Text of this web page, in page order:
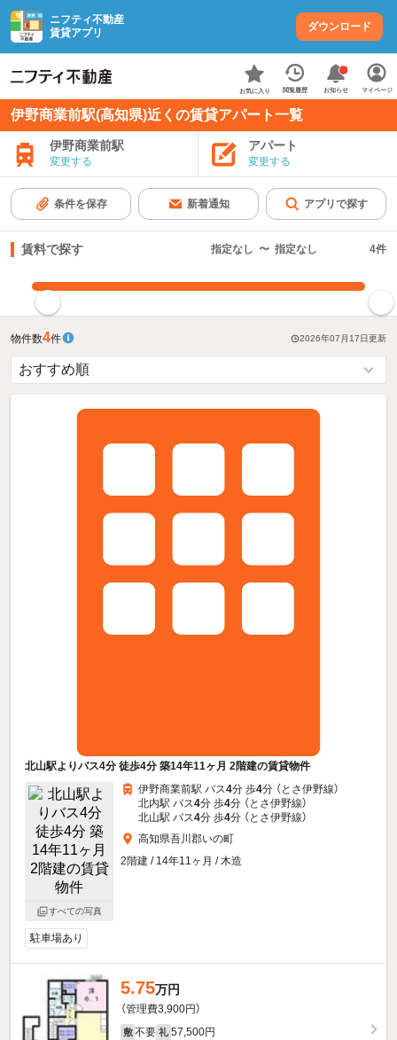
ニフティ不動産
賃貸アプリ
ダウンロード
お気に入り 閲覧履歴 お知らせ マイページ
伊野商業前駅(高知県)近くの賃貸アパート一覧
伊野商業前駅
変更する
アパート
変更する
条件を保存 新着通知 アプリで探す
賃料で探す 指定なし 〜 指定なし 4件
物件数4件 2026年07月17日更新
北山駅よりバス4分 徒歩4分 築14年11ヶ月 2階建の賃貸物件
すべての写真
伊野商業前駅 バス4分 歩4分 （とさ伊野線）
北内駅 バス4分 歩4分 （とさ伊野線）
北山駅 バス4分 歩4分 （とさ伊野線）
高知県吾川郡いの町
2階建 / 14年11ヶ月 / 木造
駐車場あり
5.75万円
（管理費3,900円）
敷 不要 礼 57,500円